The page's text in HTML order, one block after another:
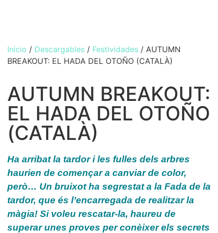
Inicio / Descargables / Festividades / AUTUMN
BREAKOUT: EL HADA DEL OTOÑO (CATALÀ)
AUTUMN BREAKOUT:
EL HADA DEL OTOÑO
(CATALÀ)
Ha arribat la tardor i les fulles dels arbres
haurien de començar a canviar de color,
però… Un bruixot ha segrestat a la Fada de la
tardor, que és l’encarregada de realitzar la
màgia! Si voleu rescatar-la, haureu de
superar unes proves per conèixer els secrets